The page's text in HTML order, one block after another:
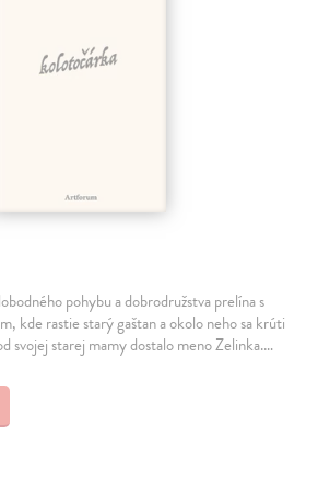
pohybu a dobrodružstva prelína s
kde rastie starý gaštan a okolo neho sa krúti
svojej starej mamy dostalo meno Zelinka.…